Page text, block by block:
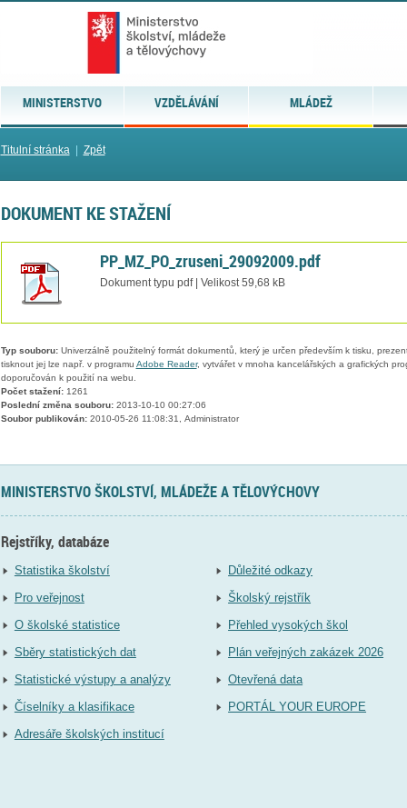
MINISTERSTVO VZDĚLÁVÁNÍ MLÁDEŽ
Titulní stránka| Zpět
DOKUMENT KE STAŽENÍ
PP_MZ_PO_zruseni_29092009.pdf
Dokument typu pdf | Velikost 59,68 kB
Typ souboru:Univerzálně použitelný formát dokumentů, který je určen především k tisku,
tisknout jej lze např. v programu Adobe Reader, vytvářet v mnoha kancelářských a grafických
doporučován k použití na webu.
Počet stažení:1261
Poslední změna souboru:2013-10-10 00:27:06
Soubor publikován:2010-05-26 11:08:31, Administrator
MINISTERSTVO ŠKOLSTVÍ, MLÁDEŽE A TĚLOVÝCHOVY
Rejstříky, databáze
Statistika školství
Pro veřejnost
O školské statistice
Sběry statistických dat
Statistické výstupy a analýzy
Číselníky a klasifikace
Adresáře školských institucí
Důležité odkazy
Školský rejstřík
Přehled vysokých škol
Plán veřejných zakázek 2026
Otevřená data
PORTÁL YOUR EUROPE